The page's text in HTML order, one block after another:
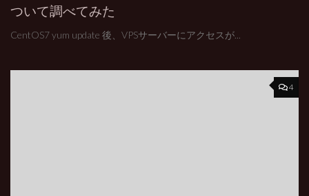
ついて調べてみた
CentOS7 yum update 後、VPSサーバーにアクセスが...
4